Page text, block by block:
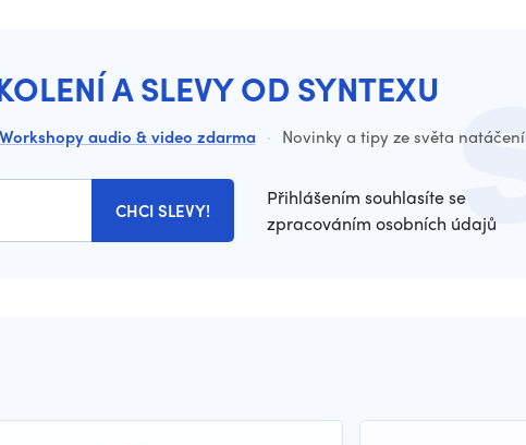
A SLEVY OD SYNTEXU
Workshopy audio & video zdarma · Novinky a tipy ze světa natáčení
CHCI SLEVY!
Přihlášením souhlasíte se
zpracováním osobních údajů